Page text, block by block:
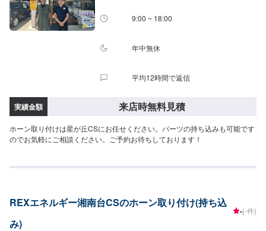
9:00 ~ 18:00
年中無休
平均12時間で返信
実績金額 来店時無料見積
ホーン取り付けは星が丘CSにお任せください。パーツの持ち込みも可能です
のでお気軽にご相談ください。ご予約お待ちしております！
REXエネルギー湘南台CSのホーン取り付け(持ち込
み)
-(-件)